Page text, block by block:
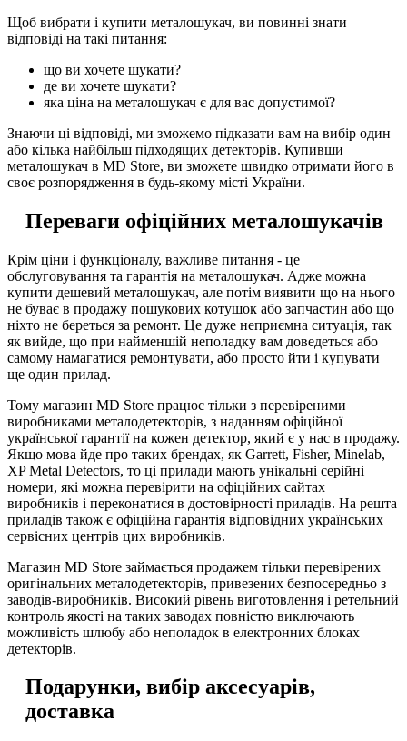
Щоб вибрати і купити металошукач, ви повинні знати
відповіді на такі питання:
що ви хочете шукати?
де ви хочете шукати?
яка ціна на металошукач є для вас допустимої?
Знаючи ці відповіді, ми зможемо підказати вам на вибір один
або кілька найбільш підходящих детекторів. Купивши
металошукач в MD Store, ви зможете швидко отримати його в
своє розпорядження в будь-якому місті України.
Переваги офіційних металошукачів
Крім ціни і функціоналу, важливе питання - це
обслуговування та гарантія на металошукач. Адже можна
купити дешевий металошукач, але потім виявити що на нього
не буває в продажу пошукових котушок або запчастин або що
ніхто не береться за ремонт. Це дуже неприємна ситуація, так
як вийде, що при найменшій неполадку вам доведеться або
самому намагатися ремонтувати, або просто йти і купувати
ще один прилад.
Тому магазин MD Store працює тільки з перевіреними
виробниками металодетекторів, з наданням офіційної
української гарантії на кожен детектор, який є у нас в продажу.
Якщо мова йде про таких брендах, як Garrett, Fisher, Minelab,
XP Metal Detectors, то ці прилади мають унікальні серійні
номери, які можна перевірити на офіційних сайтах
виробників і переконатися в достовірності приладів. На решта
приладів також є офіційна гарантія відповідних українських
сервісних центрів цих виробників.
Магазин MD Store займається продажем тільки перевірених
оригінальних металодетекторів, привезених безпосередньо з
заводів-виробників. Високий рівень виготовлення і ретельний
контроль якості на таких заводах повністю виключають
можливість шлюбу або неполадок в електронних блоках
детекторів.
Подарунки, вибір аксесуарів,
доставка